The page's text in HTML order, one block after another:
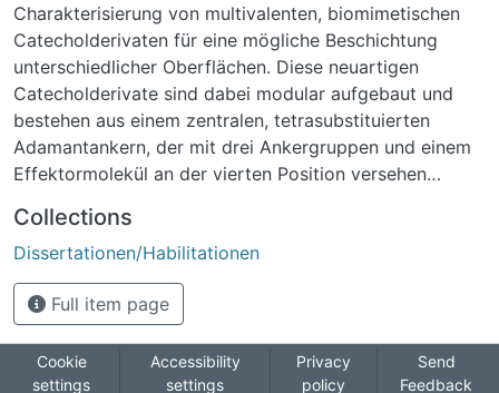
Charakterisierung von multivalenten, biomimetischen
Catecholderivaten für eine mögliche Beschichtung
unterschiedlicher Oberflächen. Diese neuartigen
Catecholderivate sind dabei modular aufgebaut und
bestehen aus einem zentralen, tetrasubstituierten
Adamantankern, der mit drei Ankergruppen und einem
Effektormolekül an der vierten Position versehen
orientierte sich an natürlichen, bekannten Systemen,
wie dem Muscheladhäsionsprotein MAP oder dem
Siderophor Enterobaktin. Dabei sollte der modulare
Aufbau durch Adamantan als Grundgerüst und Dopamin
als Grundgerüst besteht in der Möglichkeit, die
Ankergruppe als ein trivalentes Bindungsmotiv
Collections
Dissertationen/Habilitationen
Full item page
Cookie
settings
Accessibility
settings
Privacy
policy
Send
Feedback